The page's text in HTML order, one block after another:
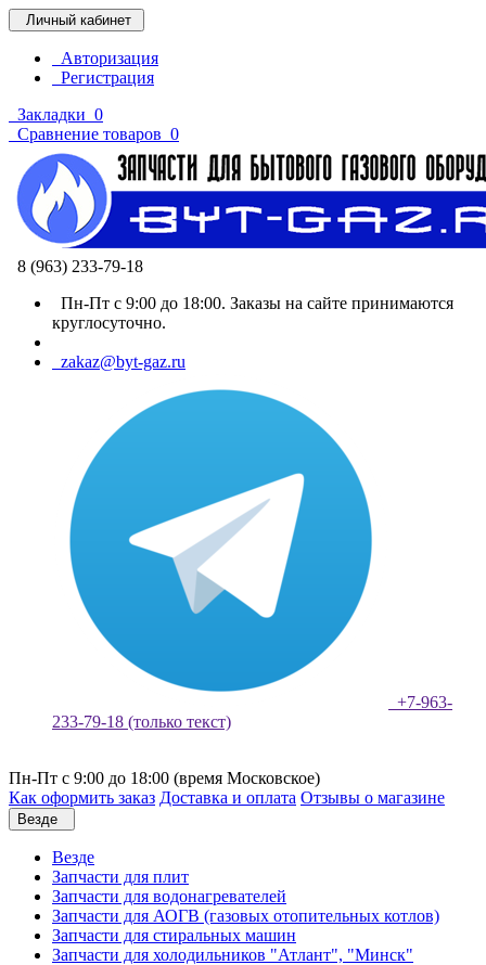
Личный кабинет
Авторизация
Регистрация
Закладки 0
Сравнение товаров 0
8 (963) 233-79-18
Пн-Пт с 9:00 до 18:00. Заказы на сайте принимаются
круглосуточно.
zakaz@byt-gaz.ru
+7-963-
233-79-18 (только текст)
Пн-Пт с 9:00 до 18:00 (время Московское)
Как оформить заказ Доставка и оплата Отзывы о магазине
Везде
Везде
Запчасти для плит
Запчасти для водонагревателей
Запчасти для АОГВ (газовых отопительных котлов)
Запчасти для стиральных машин
Запчасти для холодильников "Атлант", "Минск"